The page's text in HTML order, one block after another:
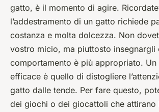
gatto, è il momento di agire.
l’addestramento di un gatto richiede
costanza e molta dolcezza. Non
vostro micio, ma piuttosto insegnargli
comportamento è più appropriato. Un
efficace è quello di distogliere
gatto dalle tende. Per fare questo,
dei giochi o dei giocattoli che attirano